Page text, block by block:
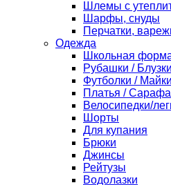
Шлемы с
Шарфы, снуды
Перчатки,
Одежда
Школьная
Рубашки / Блузки
Футболки /
Платья /
Велосипедки/
Шорты
Для купания
Брюки
Джинсы
Рейтузы
Водолазки